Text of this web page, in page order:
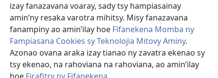
izay fanazavana voaray, sady tsy hampiasainay
amin’ny resaka varotra mihitsy. Misy fanazavana
fanampiny ao amin’ilay hoe Fifanekena Momba ny
Fampiasana Cookies sy Teknolojia Mitovy Aminy.
Azonao ovana araka izay tianao ny zavatra ekenao sy
tsy ekenao, na rahoviana na rahoviana, ao amin’ilay
Watchtower Library ®
Copyright© 2026 Watch Tower Bible and Tract Society of Pennsylvania.
FIFANEKENA| FIFANEKENA MOMBA NY TSIAMBARATELO